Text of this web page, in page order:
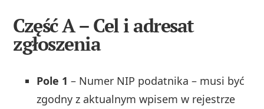
Część A – Cel i adresat
zgłoszenia
Pole 1 – Numer NIP podatnika – musi być
zgodny z aktualnym wpisem w rejestrze